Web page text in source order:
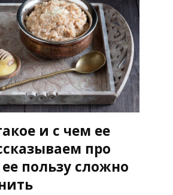
и с чем ее
про
пользу сложно